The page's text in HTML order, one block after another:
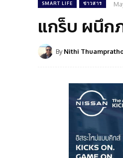
SMART LIFE ข่าวสาร
แกร็บ ผนึก
By Nithi